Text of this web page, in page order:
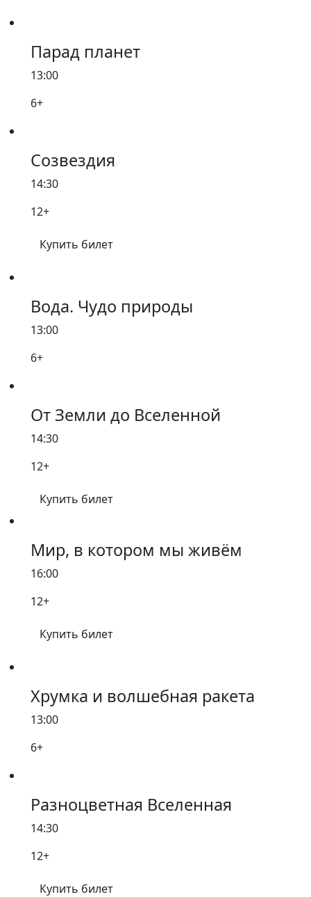
Парад планет
13:00
6+
Созвездия
14:30
12+
Купить билет
Вода. Чудо природы
13:00
6+
От Земли до Вселенной
14:30
12+
Купить билет
Мир, в котором мы живём
16:00
12+
Купить билет
Хрумка и волшебная ракета
13:00
6+
Разноцветная Вселенная
14:30
12+
Купить билет